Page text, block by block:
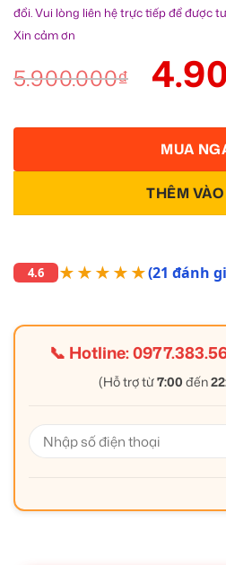
đổi. Vui lòng liên hệ trực tiếp để được
Xin cảm ơn
5.900.000₫
THÊM
MUA
4.6 ★★★★★(21 đánh
📞 Hotline:
(Hỗ trợ từ7:00 đến